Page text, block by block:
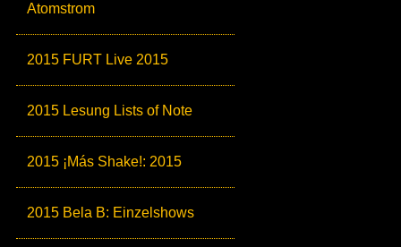
Atomstrom
2015 FURT Live 2015
2015 Lesung Lists of Note
2015 ¡Más Shake!: 2015
2015 Bela B: Einzelshows